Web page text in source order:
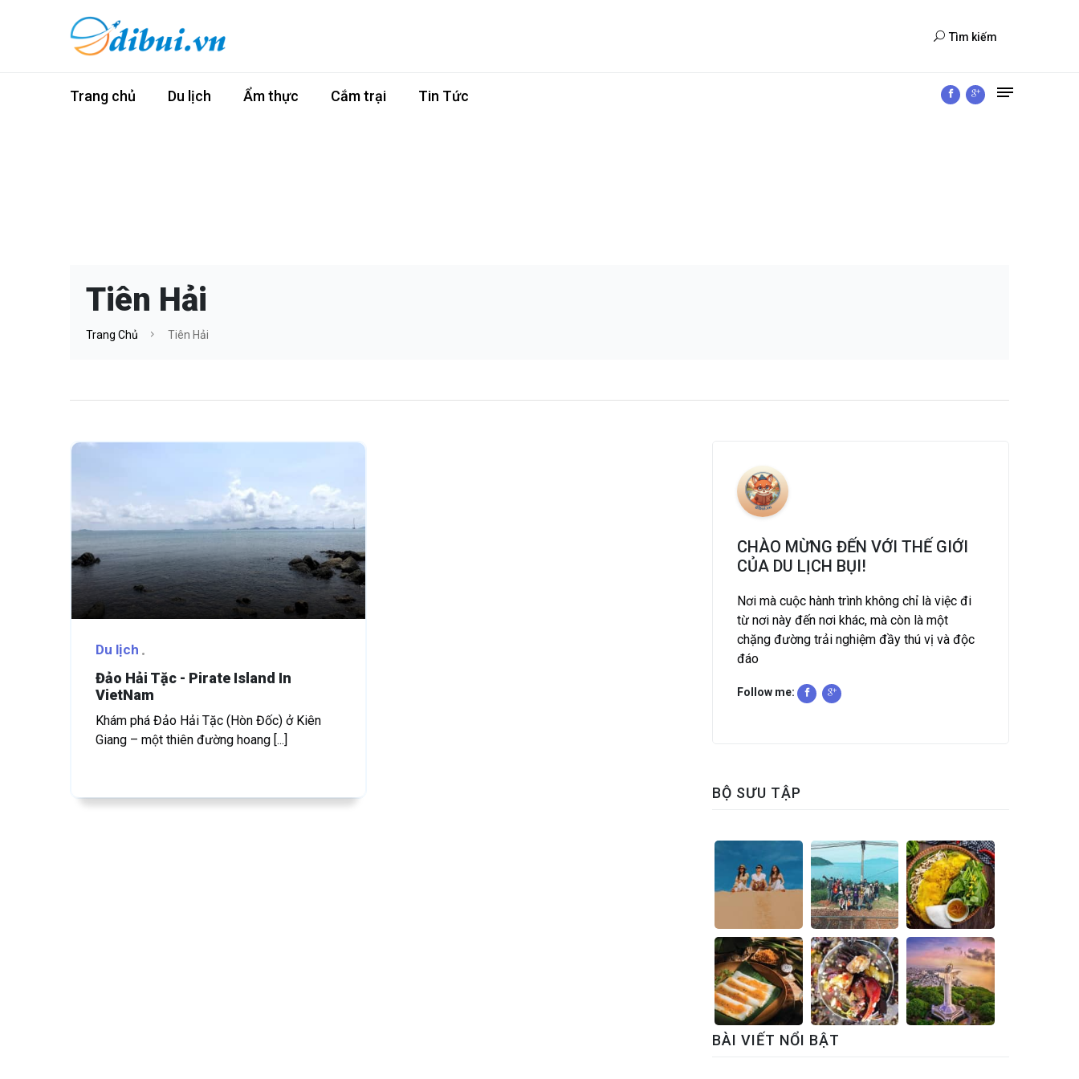
Tìm kiếm
Trang chủ Du lịch Ẩm thực Cắm trại Tin Tức
Tiên Hải
Trang Chủ Tiên Hải
Du lịch
Đảo Hải Tặc - Pirate Island In
VietNam
Khám phá Đảo Hải Tặc (Hòn Đốc) ở Kiên
Giang – một thiên đường hoang [...]
CHÀO MỪNG ĐẾN VỚI THẾ GIỚI
CỦA DU LỊCH BỤI!
Nơi mà cuộc hành trình không chỉ là việc đi
từ nơi này đến nơi khác, mà còn là một
chặng đường trải nghiệm đầy thú vị và độc
đáo
Follow me:
BỘ SƯU TẬP
BÀI VIẾT NỔI BẬT